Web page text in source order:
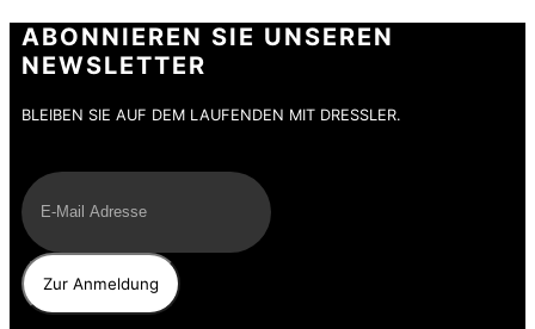
ABONNIEREN SIE UNSEREN
NEWSLETTER
BLEIBEN SIE AUF DEM LAUFENDEN MIT DRESSLER.